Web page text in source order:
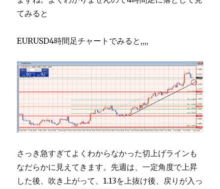
てみると
EURUSD4時間足チャートでみると,,,,
さっき急すぎてよくわからなかった切上げラインも
なだらかに見えてきます。先週は、一定角度で上昇
した後、吹き上がって、1.13を上抜け後、戻りが入っ